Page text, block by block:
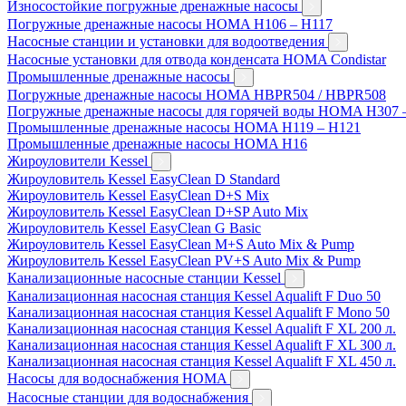
Износостойкие погружные дренажные насосы
Погружные дренажные насосы HOMA H106 – H117
Насосные станции и установки для водоотведения
Насосные установки для отвода конденсата HOMA Condistar
Промышленные дренажные насосы
Погружные дренажные насосы HOMA HBPR504 / HBPR508
Погружные дренажные насосы для горячей воды HOMA H307
Промышленные дренажные насосы HOMA H119 – H121
Промышленные дренажные насосы HOMA H16
Жироуловители Kessel
Жироуловитель Kessel EasyClean D Standard
Жироуловитель Kessel EasyClean D+S Mix
Жироуловитель Kessel EasyClean D+SP Auto Mix
Жироуловитель Kessel EasyClean G Basic
Жироуловитель Kessel EasyClean M+S Auto Mix & Pump
Жироуловитель Kessel EasyClean PV+S Auto Mix & Pump
Канализационные насосные станции Kessel
Канализационная насосная станция Kessel Aqualift F Duo 50
Канализационная насосная станция Kessel Aqualift F Mono 50
Канализационная насосная станция Kessel Aqualift F XL 200 л.
Канализационная насосная станция Kessel Aqualift F XL 300 л.
Канализационная насосная станция Kessel Aqualift F XL 450 л.
Насосы для водоснабжения HOMA
Насосные станции для водоснабжения